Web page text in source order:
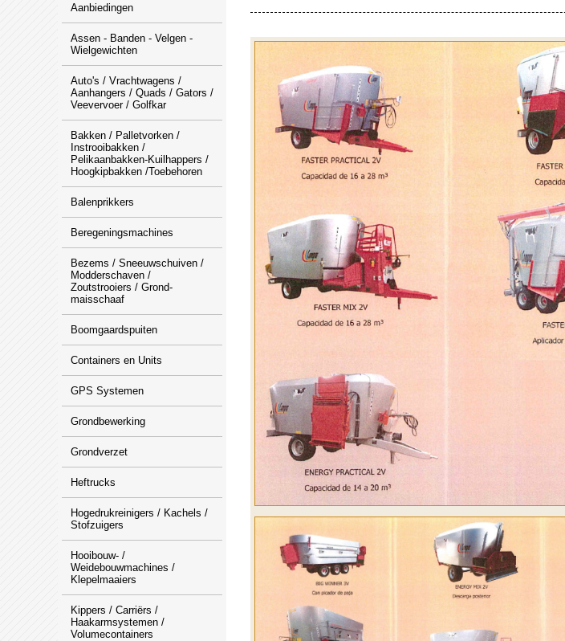
Aanbiedingen
Assen - Banden - Velgen -
Wielgewichten
Auto's / Vrachtwagens /
Aanhangers / Quads / Gators /
Veevervoer / Golfkar
Bakken / Palletvorken /
Instrooibakken /
Pelikaanbakken-Kuilhappers /
Hoogkipbakken /Toebehoren
Balenprikkers
Beregeningsmachines
Bezems / Sneeuwschuiven /
Modderschaven /
Zoutstrooiers / Grond-
maisschaaf
Boomgaardspuiten
Containers en Units
GPS Systemen
Grondbewerking
Grondverzet
Heftrucks
Hogedrukreinigers / Kachels /
Stofzuigers
Hooibouw- /
Weidebouwmachines /
Klepelmaaiers
Kippers / Carriërs /
Haakarmsystemen /
Volumecontainers